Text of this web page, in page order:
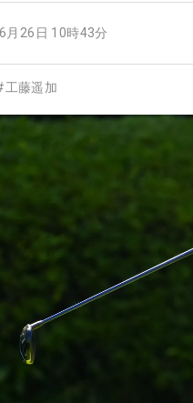
月26日 10時43分
工藤遥加